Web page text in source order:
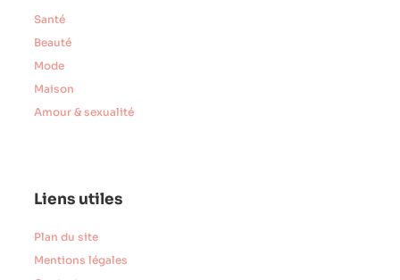
Santé
Beauté
Mode
Maison
Amour & sexualité
Liens utiles
Plan du site
Mentions légales